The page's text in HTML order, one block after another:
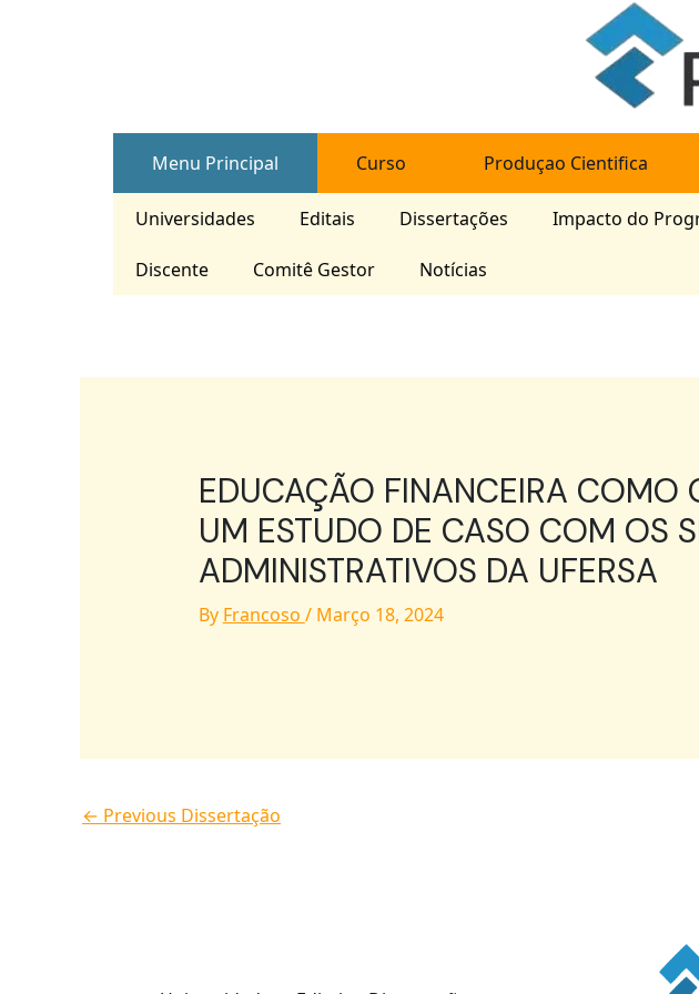
Menu Principal Curso Produçao Cientifica
Universidades Editais Dissertações Impacto do
Discente Comitê Gestor Notícias
EDUCAÇÃO FINANCEIRA COMO
UM ESTUDO DE CASO COM OS
ADMINISTRATIVOS DA UFERSA
By Francoso / Março 18, 2024
← Previous Dissertação